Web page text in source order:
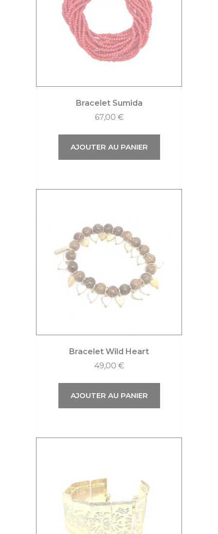
Bracelet Sumida
67,00 €
AJOUTER AU PANIER
Bracelet Wild Heart
49,00 €
AJOUTER AU PANIER